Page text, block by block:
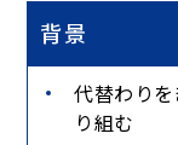
背景
代替わり
り組む